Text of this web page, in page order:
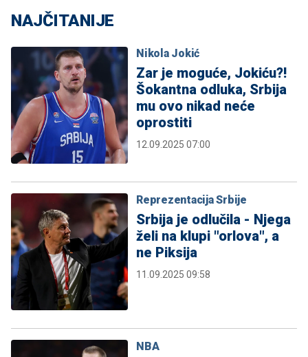
NAJČITANIJE
Nikola Jokić
Zar je moguće, Jokiću?!
Šokantna odluka, Srbija
mu ovo nikad neće
oprostiti
12.09.2025 07:00
Reprezentacija Srbije
Srbija je odlučila - Njega
želi na klupi "orlova", a
ne Piksija
11.09.2025 09:58
NBA